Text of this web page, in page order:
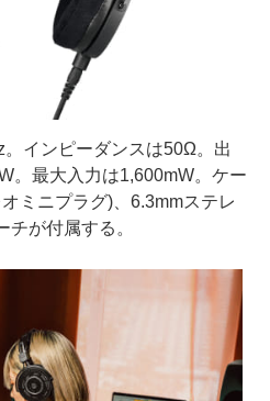
インピーダンスは50Ω。出
。最大入力は1,600mW。ケー
ミニプラグ)、6.3mmステレ
が付属する。